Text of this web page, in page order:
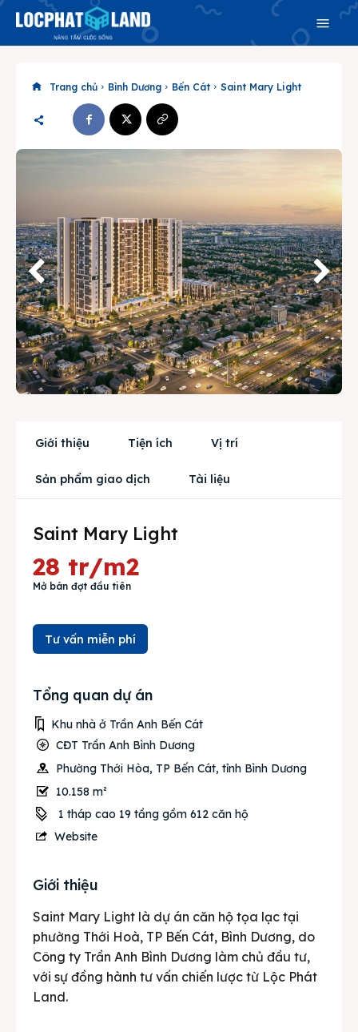
Search
Search
Phiên bản cập nhật V3
& tìm kiếm nhanh chóng hơn
Trang chủ
Mua bán
Cho thuê
Trang chủ Bình Dương Bến Cát Saint Mary Light
Giới thiệu Tiện ích Vị trí
Sản phẩm giao dịch Tài liệu
Saint Mary Light
28 tr/m2
Mở bán đợt đầu tiên
Tư vấn miễn phí
Tổng quan dự án
Khu nhà ở Trần Anh Bến Cát
CĐT Trần Anh Bình Dương
Phường Thới Hòa, TP Bến Cát, tỉnh Bình Dương
10.158 m²
1 tháp cao 19 tầng gồm 612 căn hộ
Website
Giới thiệu
Saint Mary Light là dự án căn hộ tọa lạc tại
phường Thới Hoà, TP Bến Cát, Bình Dương, do
Công ty Trần Anh Bình Dương làm chủ đầu tư,
với sự đồng hành tư vấn chiến lược từ Lộc Phát
Land.